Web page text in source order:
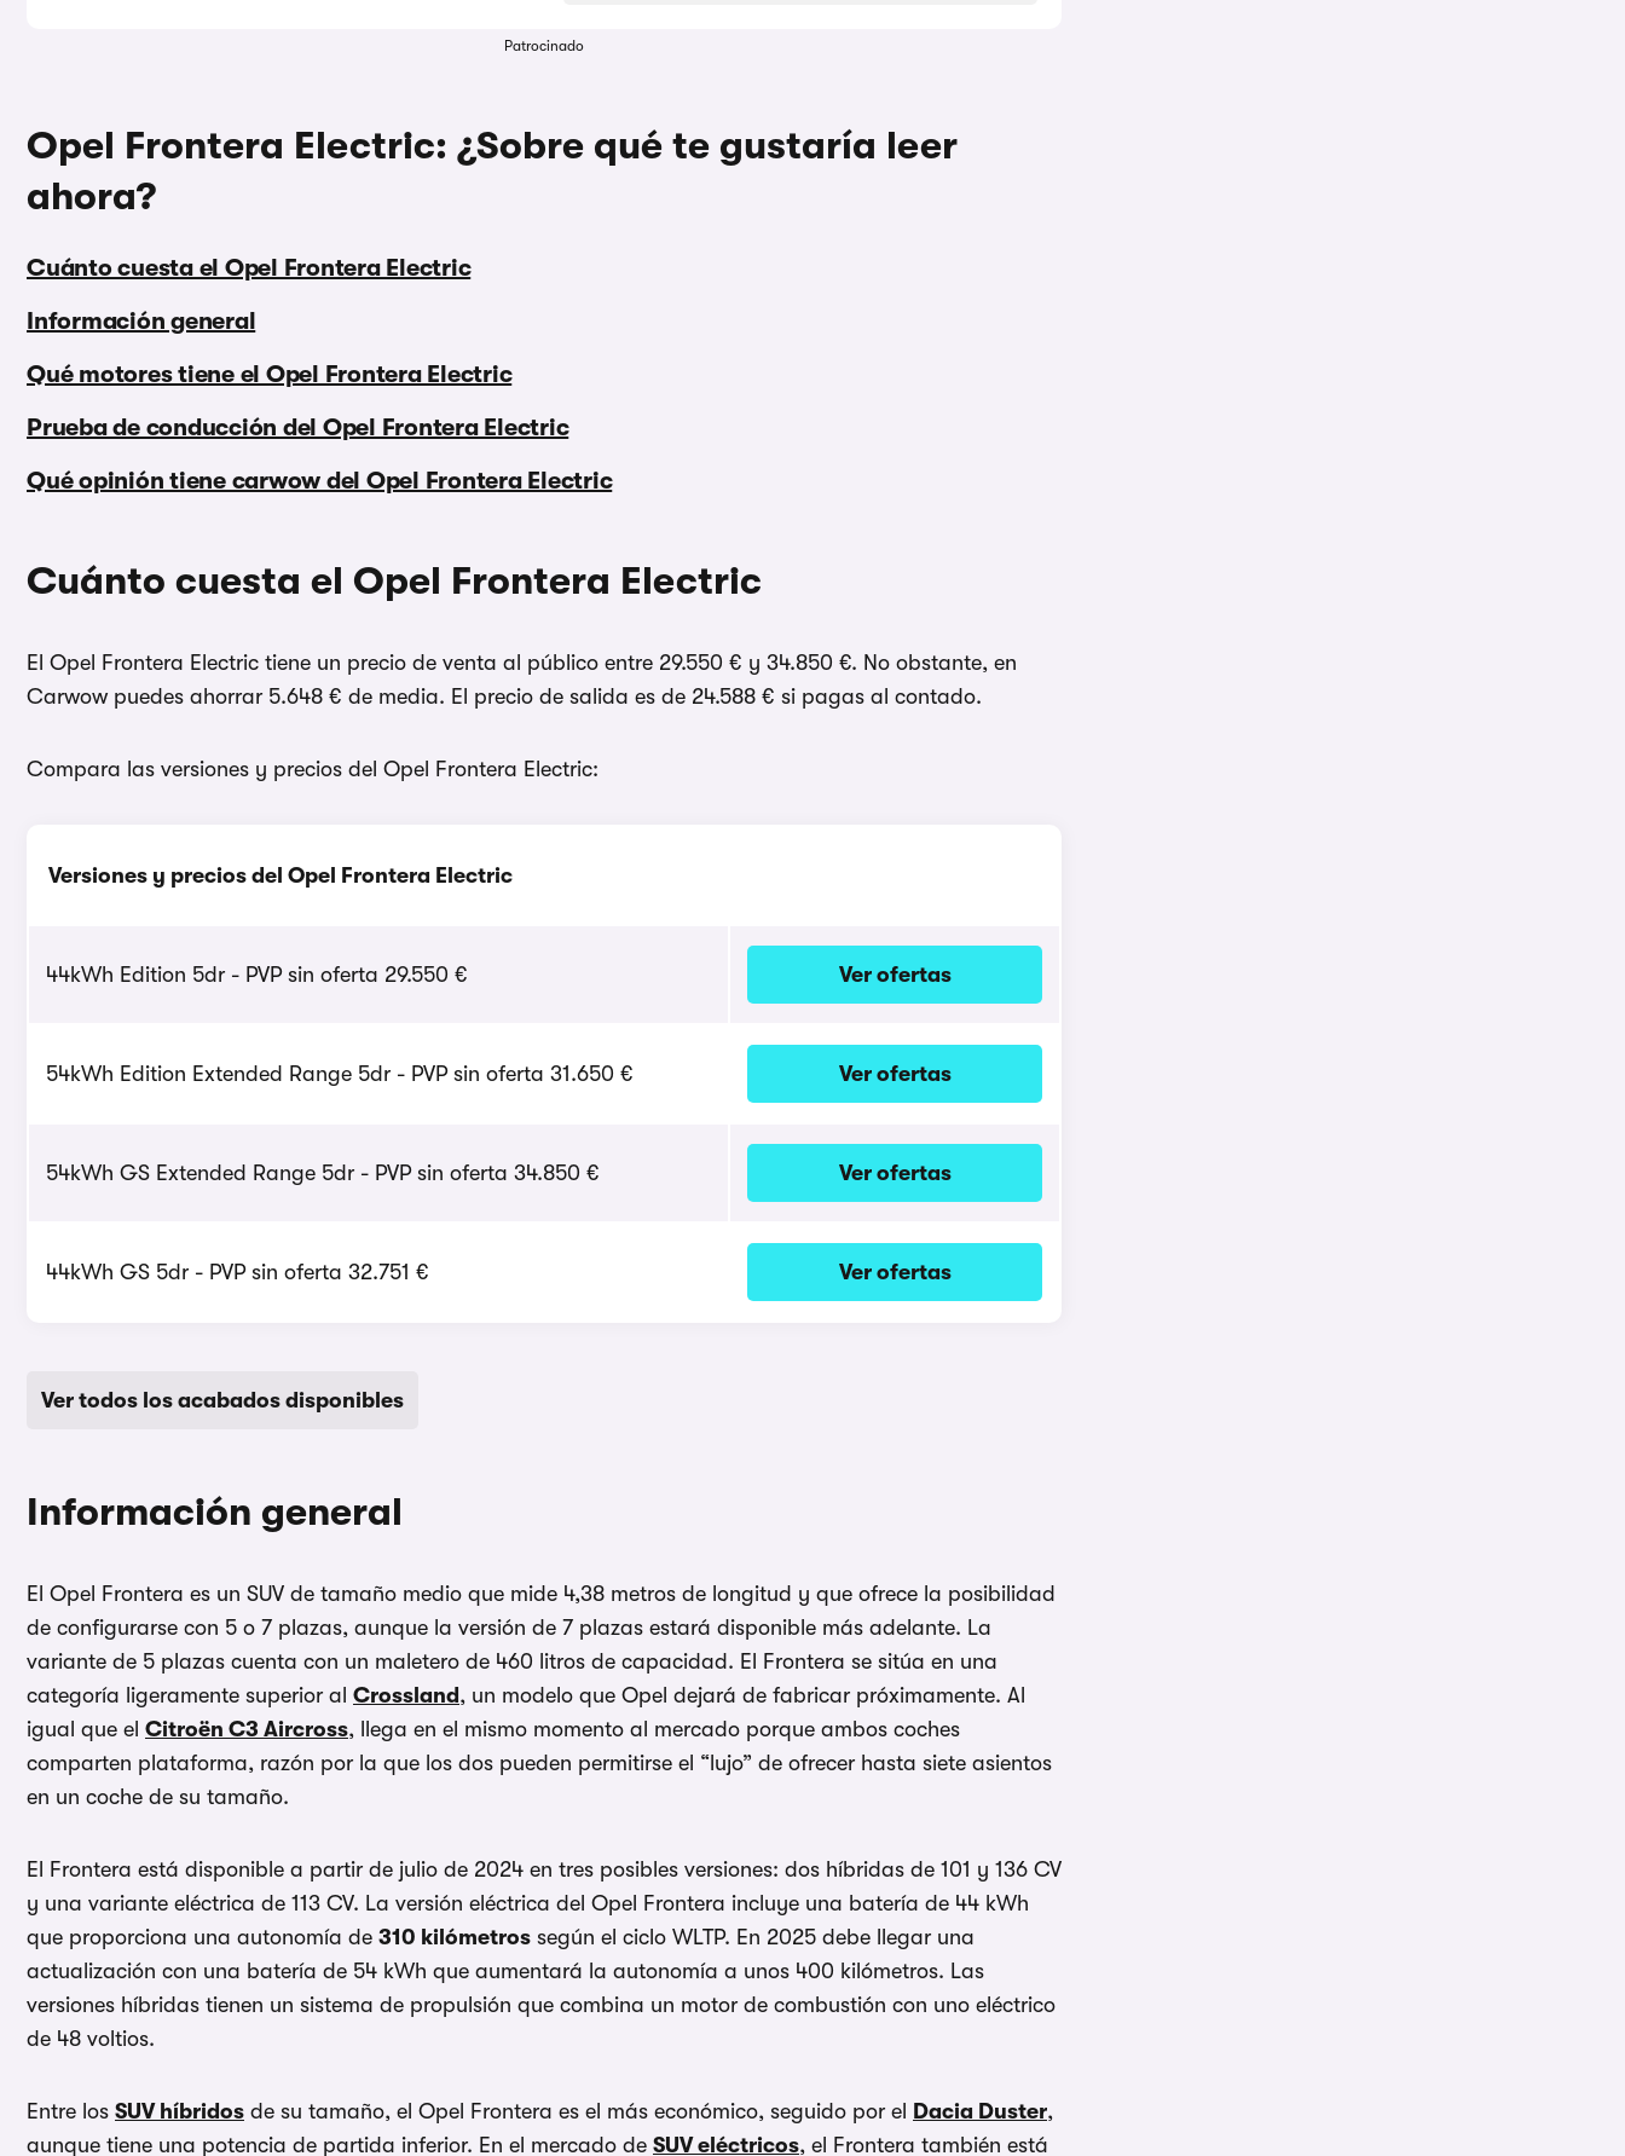
Patrocinado
Opel Frontera Electric: ¿Sobre qué te gustaría leer
ahora?
Cuánto cuesta el Opel Frontera Electric
Información general
Qué motores tiene el Opel Frontera Electric
Prueba de conducción del Opel Frontera Electric
Qué opinión tiene carwow del Opel Frontera Electric
Cuánto cuesta el Opel Frontera Electric
El Opel Frontera Electric tiene un precio de venta al público entre 29.550 € y 34.850 €. No obstante, en
Carwow puedes ahorrar 5.648 € de media. El precio de salida es de 24.588 € si pagas al contado.
Compara las versiones y precios del Opel Frontera Electric:
Versiones y precios del Opel Frontera Electric
44kWh Edition 5dr - PVP sin oferta 29.550 € Ver ofertas
54kWh Edition Extended Range 5dr - PVP sin oferta 31.650 € Ver ofertas
54kWh GS Extended Range 5dr - PVP sin oferta 34.850 € Ver ofertas
44kWh GS 5dr - PVP sin oferta 32.751 € Ver ofertas
Ver todos los acabados disponibles
Información general
El Opel Frontera es un SUV de tamaño medio que mide 4,38 metros de longitud y que ofrece la posibilidad
de configurarse con 5 o 7 plazas, aunque la versión de 7 plazas estará disponible más adelante. La
variante de 5 plazas cuenta con un maletero de 460 litros de capacidad. El Frontera se sitúa en una
categoría ligeramente superior al Crossland , un modelo que Opel dejará de fabricar próximamente. Al
igual que el Citroën C3 Aircross, llega en el mismo momento al mercado porque ambos coches
comparten plataforma, razón por la que los dos pueden permitirse el “lujo” de ofrecer hasta siete asientos
en un coche de su tamaño.
El Frontera está disponible a partir de julio de 2024 en tres posibles versiones: dos híbridas de 101 y 136 CV
y una variante eléctrica de 113 CV. La versión eléctrica del Opel Frontera incluye una batería de 44 kWh
que proporciona una autonomía de 310 kilómetros según el ciclo WLTP. En 2025 debe llegar una
actualización con una batería de 54 kWh que aumentará la autonomía a unos 400 kilómetros. Las
versiones híbridas tienen un sistema de propulsión que combina un motor de combustión con uno eléctrico
de 48 voltios.
Entre los SUV híbridos de su tamaño, el Opel Frontera es el más económico, seguido por el Dacia Duster,
aunque tiene una potencia de partida inferior. En el mercado de SUV eléctricos, el Frontera también está